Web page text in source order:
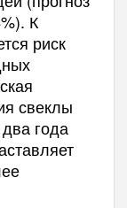
К
риск
свеклы
года